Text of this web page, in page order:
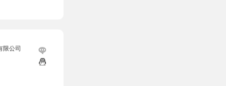
限公司